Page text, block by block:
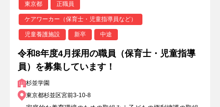
東京都 正職員
ケアワーカー（保育士・児童指導員など）
児童養護施設 新卒 中途
令和8年度4月採用の職員（保育士・児童指導
員）を募集しています！
杉並学園
東京都杉並区宮前3-10-8